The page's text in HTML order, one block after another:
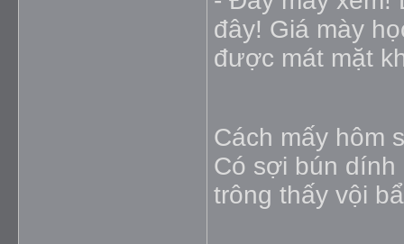
đây! Giá mày
được mát mặt
Cách mấy hôm
Có sợi bún
trông thấy vội